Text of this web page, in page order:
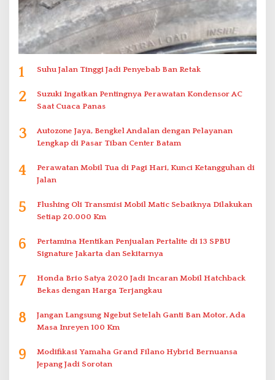
1 Suhu Jalan Tinggi Jadi Penyebab Ban Retak
2
Suzuki Ingatkan Pentingnya Perawatan Kondensor AC
Saat Cuaca Panas
3
Autozone Jaya, Bengkel Andalan dengan Pelayanan
Lengkap di Pasar Tiban Center Batam
4
Perawatan Mobil Tua di Pagi Hari, Kunci Ketangguhan di
Jalan
5
Flushing Oli Transmisi Mobil Matic Sebaiknya Dilakukan
Setiap 20.000 Km
6
Pertamina Hentikan Penjualan Pertalite di 13 SPBU
Signature Jakarta dan Sekitarnya
7
Honda Brio Satya 2020 Jadi Incaran Mobil Hatchback
Bekas dengan Harga Terjangkau
8
Jangan Langsung Ngebut Setelah Ganti Ban Motor, Ada
Masa Inreyen 100 Km
9
Modifikasi Yamaha Grand Filano Hybrid Bernuansa
Jepang Jadi Sorotan